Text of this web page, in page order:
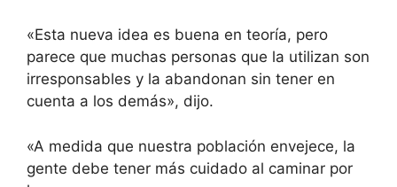
«Esta nueva idea es buena en teoría, pero
parece que muchas personas que la utilizan son
irresponsables y la abandonan sin tener en
cuenta a los demás», dijo.
«A medida que nuestra población envejece, la
gente debe tener más cuidado al caminar por